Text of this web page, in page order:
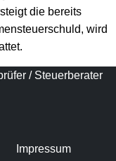
die bereits
wird
/ Steuerberater
Impressum